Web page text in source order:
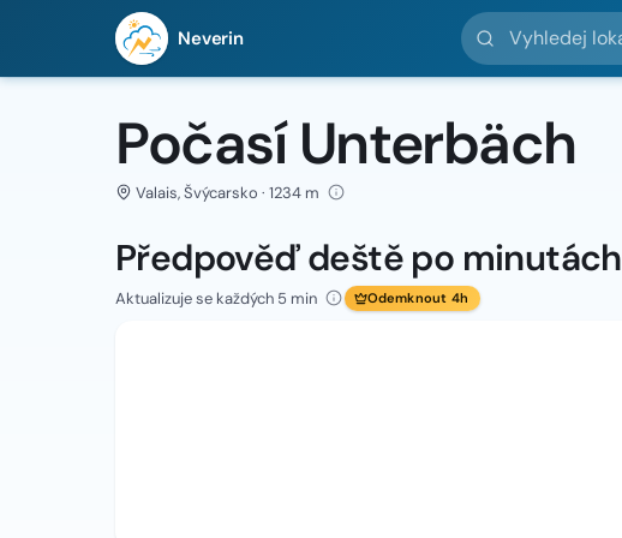
Neverin
Vyhledej lokality
Počasí Unterbäch
Valais, Švýcarsko · 1234 m
Předpověď deště po minutách
Aktualizuje se každých 5 min Odemknout 4h